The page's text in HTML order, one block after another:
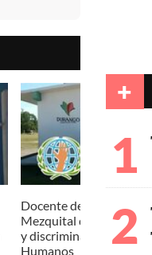
Docente de CECyTED
Mezquital denuncia
y discriminación; acude
Humanos
+